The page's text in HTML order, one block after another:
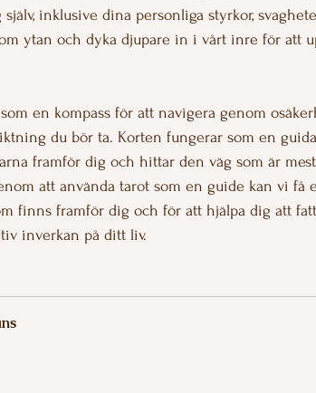
inklusive dina personliga styrkor,
ytan och dyka djupare in i vårt inre för att
en kompass för att navigera genom
du bör ta. Korten fungerar som en
framför dig och hittar den väg som är
att använda tarot som en guide kan vi få
finns framför dig och för att hjälpa dig att
inverkan på ditt liv.